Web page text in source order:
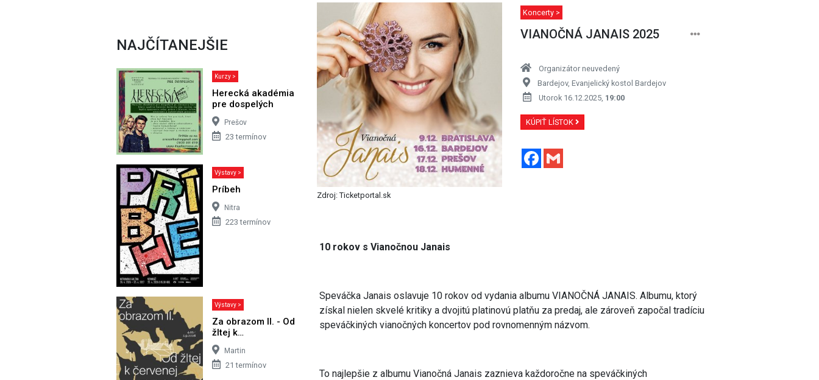
NAJČÍTANEJŠIE
Kurzy >
Herecká akadémia
pre dospelých
Prešov
23 termínov
Výstavy >
Príbeh
Nitra
223 termínov
Výstavy >
Za obrazom II. - Od
žltej k…
Martin
21 termínov
Zdroj: Ticketportal.sk
Koncerty >
VIANOČNÁ JANAIS 2025
Organizátor neuvedený
Bardejov, Evanjelický kostol Bardejov
Utorok 16.12.2025, 19:00
KÚPIŤ LÍSTOK
Facebook
10 rokov s Vianočnou Janais
Speváčka Janais oslavuje 10 rokov od vydania albumu VIANOČNÁ JANAIS. Albumu, ktorý
získal nielen skvelé kritiky a dvojitú platinovú platňu za predaj, ale zároveň započal tradíciu
speváčkiných vianočných koncertov pod rovnomenným názvom.
To najlepšie z albumu Vianočná Janais zaznieva každoročne na speváčkiných